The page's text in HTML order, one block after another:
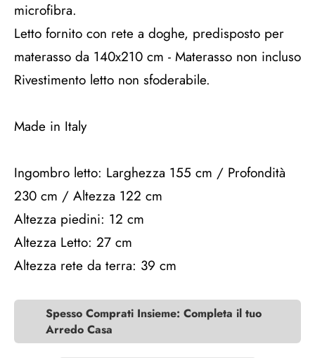
microfibra.
Letto fornito con rete a doghe, predisposto per
materasso da 140x210 cm - Materasso non incluso
Rivestimento letto non sfoderabile.
Made in Italy
Ingombro letto: Larghezza 155 cm / Profondità
230 cm / Altezza 122 cm
Altezza piedini: 12 cm
Altezza Letto: 27 cm
Altezza rete da terra: 39 cm
Spesso Comprati Insieme: Completa il tuo
Arredo Casa